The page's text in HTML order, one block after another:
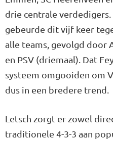
drie centrale
gebeurde dit vijf keer
alle teams, gevolgd door
en PSV (driemaal). Dat
systeem omgooiden om
dus in een bredere trend.
Letsch zorgt er zowel
traditionele 4-3-3 aan